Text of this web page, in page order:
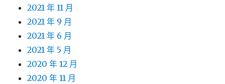
2021 年 11 月
2021 年 9 月
2021 年 6 月
2021 年 5 月
2020 年 12 月
2020 年 11 月